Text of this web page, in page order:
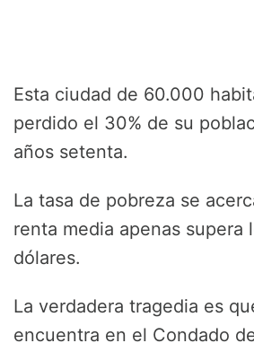
Esta ciudad de 60.000
perdido el 30% de su
años setenta.
La tasa de pobreza se
renta media apenas supera
dólares.
La verdadera tragedia es
encuentra en el Condado